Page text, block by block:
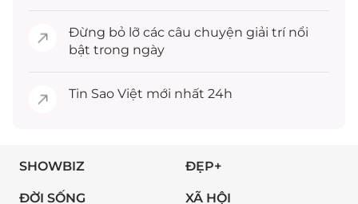
Đừng bỏ lỡ các câu chuyện giải trínổi
bật trong ngày
Tin Sao Việt mới nhất 24h
SHOWBIZ ĐẸP+
ĐỜI SỐNG XÃ HỘI